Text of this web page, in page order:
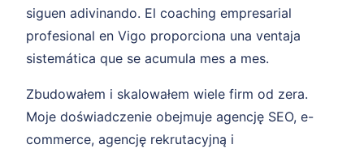
siguen adivinando. El coaching empresarial
profesional en Vigo proporciona una ventaja
sistemática que se acumula mes a mes.
Zbudowałem i skalowałem wiele firm od zera.
Moje doświadczenie obejmuje agencję SEO, e-
commerce, agencję rekrutacyjną i